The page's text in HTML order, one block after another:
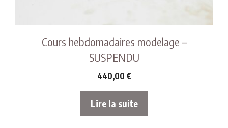
Cours hebdomadaires modelage –
SUSPENDU
440,00 €
Lire la suite